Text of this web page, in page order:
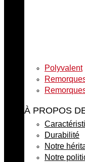
Polyvalent
À PROPOS
Durabilité
Notre
Notre